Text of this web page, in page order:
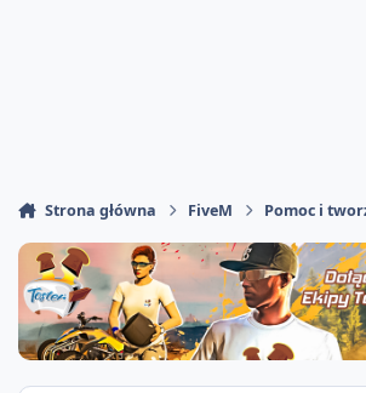
Strona główna FiveM Pomoc i